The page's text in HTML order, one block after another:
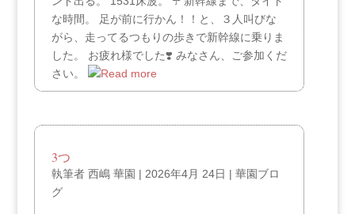
な時間。 足が前に行かん！！と、３人叫びな
がら、走ってるつもりの歩きで新幹線に乗りま
した。 お疲れ様でした❣️ みなさん、ご参加くだ
さい。
3つ
執筆者 西嶋 華園 | 2026年4月 24日 | 華園ブロ
グ